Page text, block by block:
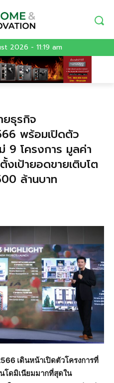
2026 - 11:19 am
ยธุรกิจ
พร้อมเปิดตัว
9 โครงการ มูลค่า
งเป้ายอดขายเติบโต
ล้านบาท
เดินหน้าเปิดตัวโครงการที่
โดมิเนียมมากที่สุดใน